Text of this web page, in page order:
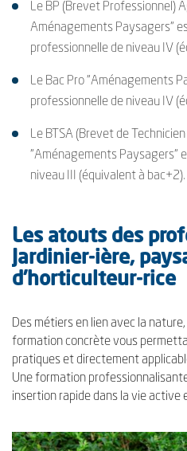
Le BP (Brevet Professionnel)
Aménagements Paysagers"
professionnelle de niveau IV
Le Bac Pro "Aménagements
professionnelle de niveau IV
Le BTSA (Brevet de
"Aménagements Paysagers"
niveau III (équivalent à bac+2).
Les atouts des
Jardinier-ière,
d’horticulteur-rice
Des métiers en lien avec la
formation concrète vous
pratiques et directement
Une formation
insertion rapide dans la vie active